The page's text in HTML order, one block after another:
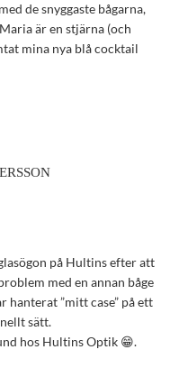
de snyggaste bågarna,
är en stjärna (och
mina nya blå cocktail
på Hultins efter att
med en annan båge
hanterat ”mitt case” på ett
sätt.
hos Hultins Optik 😁.